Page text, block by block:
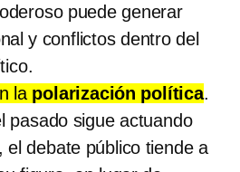
puede generar
y conflictos dentro del
la polarización política.
pasado sigue actuando
el debate público tiende a